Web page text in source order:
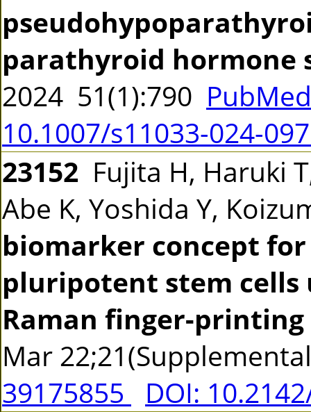
parathyroid hormone
2024 51(1):790
10.1007/s11033-024-
23152 Fujita H, Haruki
Abe K, Yoshida Y,
biomarker concept
pluripotent stem cells
Raman finger-printing
Mar
39175855
DOI: